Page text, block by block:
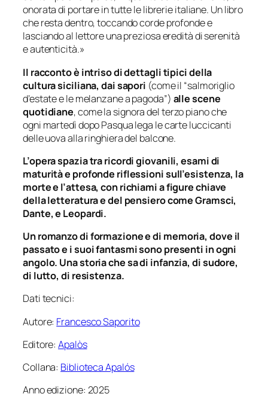
onorata di portare in tutte le librerie italiane. Un libro
che resta dentro, toccando corde profonde e
lasciando al lettore una preziosa eredità di serenità
e autenticità.»
Il racconto è intriso di dettagli tipici della
cultura siciliana, dai sapori (come il “salmoriglio
d’estate e le melanzane a pagoda”) alle scene
quotidiane, come la signora del terzo piano che
ogni martedì dopo Pasqua lega le carte luccicanti
delle uova alla ringhiera del balcone.
L’opera spazia tra ricordi giovanili, esami di
maturità e profonde riflessioni sull’esistenza, la
morte e l’attesa, con richiami a figure chiave
della letteratura e del pensiero come Gramsci,
Dante, e Leopardi.
Un romanzo di formazione e di memoria, dove il
passato e i suoi fantasmi sono presenti in ogni
angolo. Una storia che sa di infanzia, di sudore,
di lutto, di resistenza.
Dati tecnici:
Autore: Francesco Saporito
Editore:Apalòs
Collana: Biblioteca Apalós
Anno edizione: 2025